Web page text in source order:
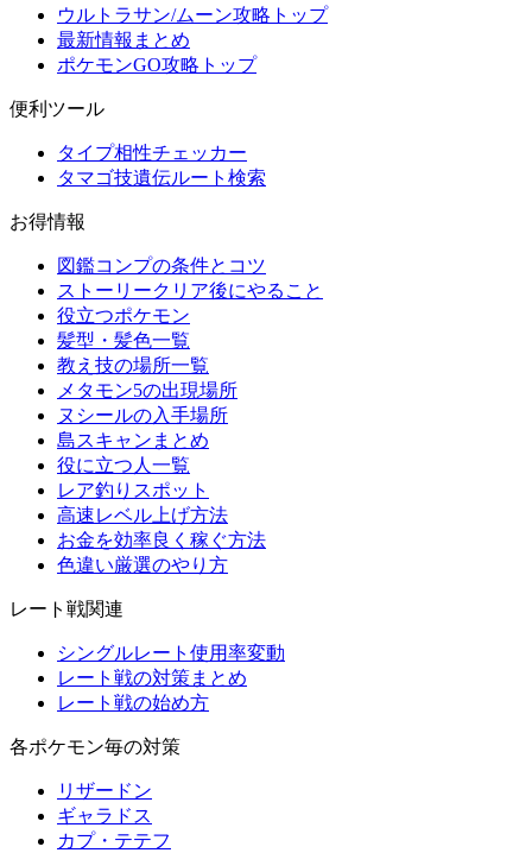
ウルトラサン/ムーン攻略トップ
最新情報まとめ
ポケモンGO攻略トップ
便利ツール
タイプ相性チェッカー
タマゴ技遺伝ルート検索
お得情報
図鑑コンプの条件とコツ
ストーリークリア後にやること
役立つポケモン
髪型・髪色一覧
教え技の場所一覧
メタモン5の出現場所
ヌシールの入手場所
島スキャンまとめ
役に立つ人一覧
レア釣りスポット
高速レベル上げ方法
お金を効率良く稼ぐ方法
色違い厳選のやり方
レート戦関連
シングルレート使用率変動
レート戦の対策まとめ
レート戦の始め方
各ポケモン毎の対策
リザードン
ギャラドス
カプ・テテフ